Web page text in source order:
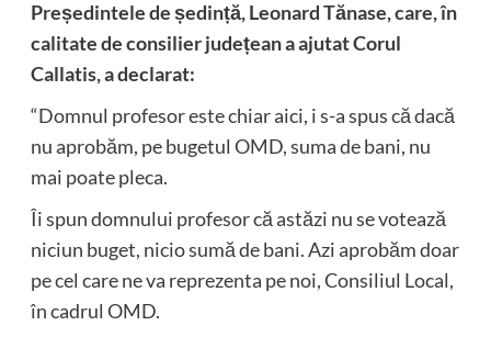
Președintele de ședință, Leonard Tănase, care, în
calitate de consilier județean a ajutat Corul
Callatis, a declarat:
“Domnul profesor este chiar aici, i s-a spus că dacă
nu aprobăm, pe bugetul OMD, suma de bani, nu
mai poate pleca.
Îi spun domnului profesor că astăzi nu se votează
niciun buget, nicio sumă de bani. Azi aprobăm doar
pe cel care ne va reprezenta pe noi, Consiliul Local,
în cadrul OMD.